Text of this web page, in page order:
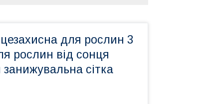
для рослин 3
рослин від сонця
занижувальна сітка